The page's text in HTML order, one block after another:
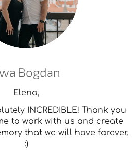
Bogdan
Elena,
INCREDIBLE! Thank you
to work with us and create
that we will have forever.
:)